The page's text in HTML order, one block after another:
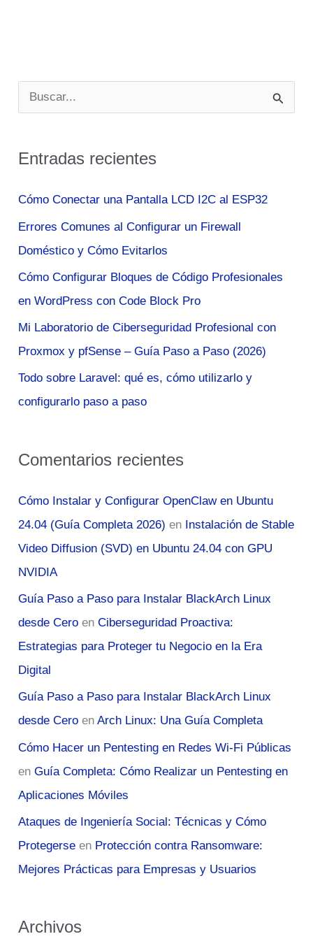
u
c
p
o
r
:
Entradas recientes
Cómo Conectar una Pantalla LCD I2C al ESP32
Errores Comunes al Configurar un Firewall
Doméstico y Cómo Evitarlos
Cómo Configurar Bloques de Código Profesionales
en WordPress con Code Block Pro
Mi Laboratorio de Ciberseguridad Profesional con
Proxmox y pfSense – Guía Paso a Paso (2026)
Todo sobre Laravel: qué es, cómo utilizarlo y
configurarlo paso a paso
Comentarios recientes
Cómo Instalar y Configurar OpenClaw en Ubuntu
24.04 (Guía Completa 2026) en Instalación de Stable
Video Diffusion (SVD) en Ubuntu 24.04 con GPU
NVIDIA
Guía Paso a Paso para Instalar BlackArch Linux
desde Cero enCiberseguridad Proactiva:
Estrategias para Proteger tu Negocio en la Era
Digital
Guía Paso a Paso para Instalar BlackArch Linux
desde Cero enArch Linux: Una Guía Completa
Cómo Hacer un Pentesting en Redes Wi-Fi Públicas
enGuía Completa: Cómo Realizar un Pentesting en
Aplicaciones Móviles
Ataques de Ingeniería Social: Técnicas y Cómo
Protegerse en Protección contra Ransomware:
Mejores Prácticas para Empresas y Usuarios
Archivos